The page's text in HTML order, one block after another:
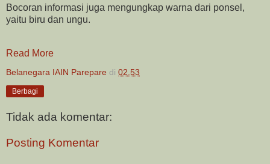
Bocoran informasi juga mengungkap warna dari ponsel,
yaitu biru dan ungu.
Read More
Belanegara IAIN Parepare di 02.53
Berbagi
Tidak ada komentar:
Posting Komentar